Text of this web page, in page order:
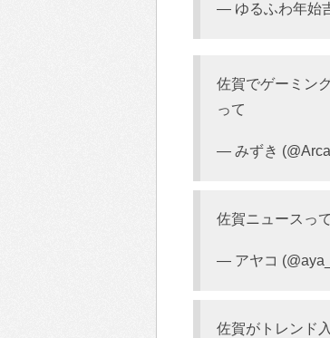
— ゆるふわ年始
佐賀でゲーミン
って
— みずき
佐賀ニュースっ
— アヤコ
佐賀がトレンド